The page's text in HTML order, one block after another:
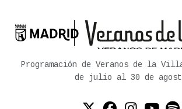

Ayuntamiento de Madrid
Programación de Veranos de la
de julio al 30 de